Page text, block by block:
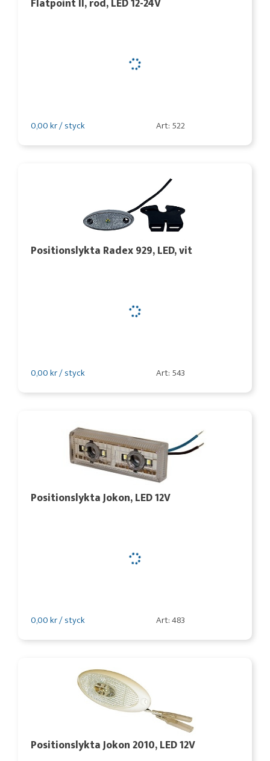
0,00 kr / styck Art: 522
Positionslykta Radex 929, LED, vit
0,00 kr / styck Art: 543
Positionslykta Jokon, LED 12V
0,00 kr / styck Art: 483
Positionslykta Jokon 2010, LED 12V